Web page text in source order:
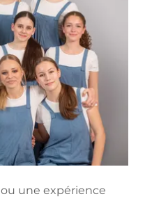
ou une expérience